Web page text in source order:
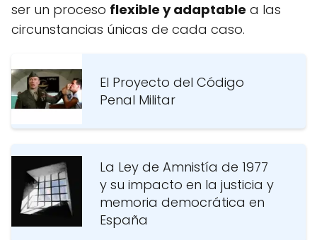
ser un proceso flexible y adaptable a las
circunstancias únicas de cada caso.
El Proyecto del Código
Penal Militar
La Ley de Amnistía de 1977
y su impacto en la justicia y
memoria democrática en
España